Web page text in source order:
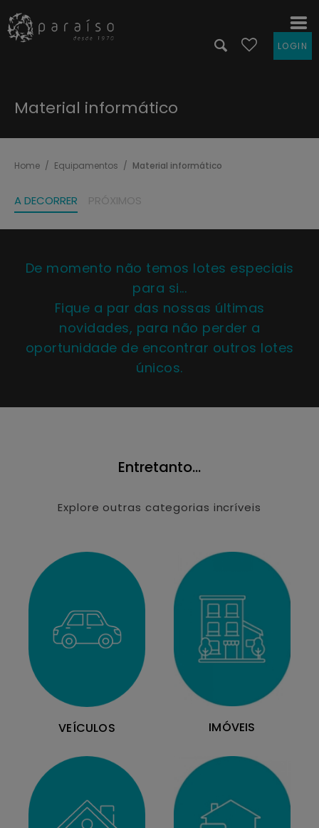
LOGIN
Material informático
Home Equipamentos Material informático
A DECORRER PRÓXIMOS
De momento não temos lotes especiais
para si...
Fique a par das nossas últimas
novidades, para não perder a
oportunidade de encontrar outros lotes
únicos.
Entretanto...
Explore outras categorias incríveis
VEÍCULOS IMÓVEIS